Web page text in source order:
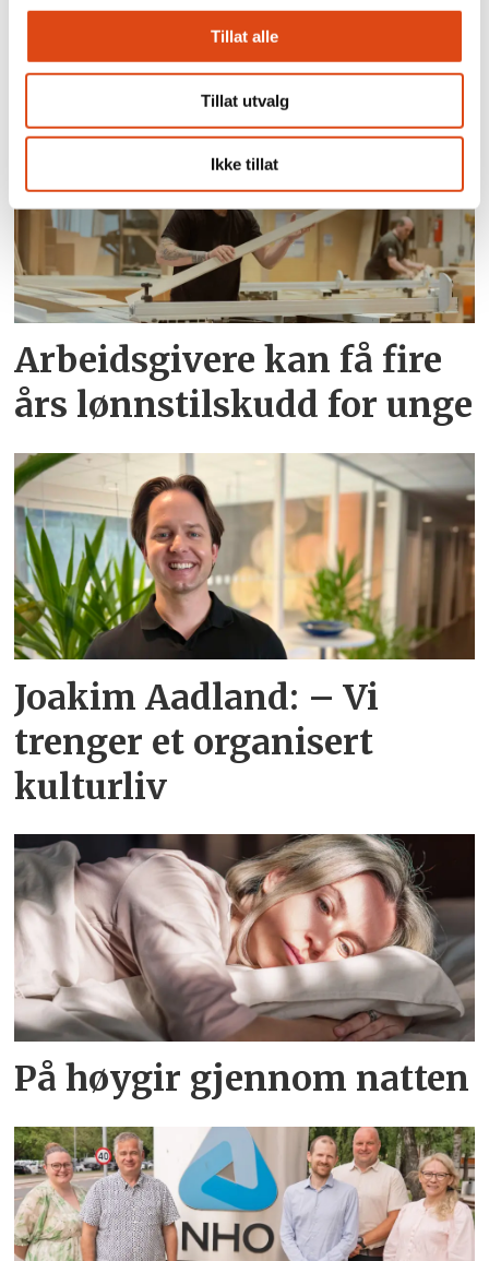
Tillat alle
Tillat utvalg
Ikke tillat
Kabinansatte i SAS krever
nye samtaler
Arbeidsgivere kan få fire
års lønnstilskudd for unge
Joakim Aadland: – Vi
trenger et organisert
kulturliv
På høygir gjennom natten